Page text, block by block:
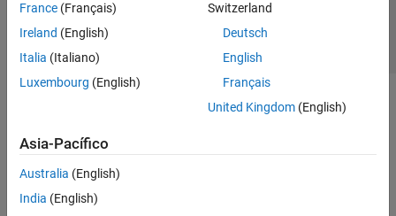
France (Français)
Ireland (English)
Italia (Italiano)
Luxembourg (English)
Switzerland
Deutsch
English
Français
United Kingdom(English)
Asia-Pacífico
Australia (English)
India (English)